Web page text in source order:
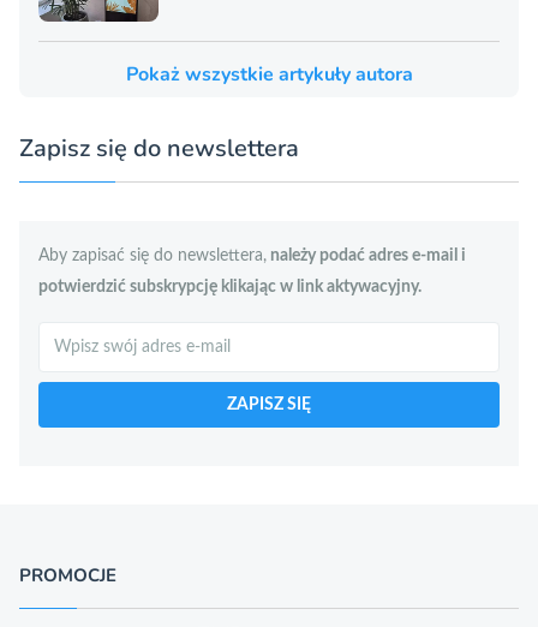
Pokaż wszystkie artykuły autora
Zapisz się do newslettera
Aby zapisać się do newslettera, należy podać adres e-mail i
potwierdzić subskrypcję klikając w link aktywacyjny.
Szukaj
ZAPISZ SIĘ
PROMOCJE